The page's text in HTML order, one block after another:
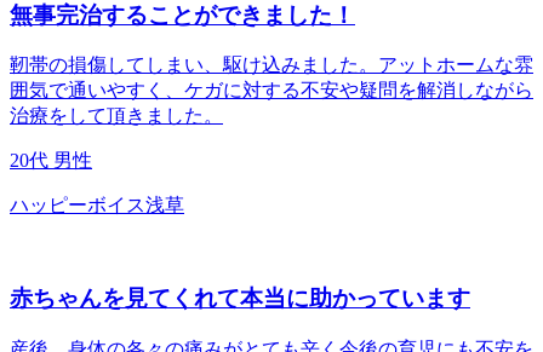
無事完治することができました！
靭帯の損傷してしまい、駆け込みました。アットホームな雰
囲気で通いやすく、ケガに対する不安や疑問を解消しながら
治療をして頂きました。
20代 男性
ハッピーボイス浅草
赤ちゃんを見てくれて本当に助かっています